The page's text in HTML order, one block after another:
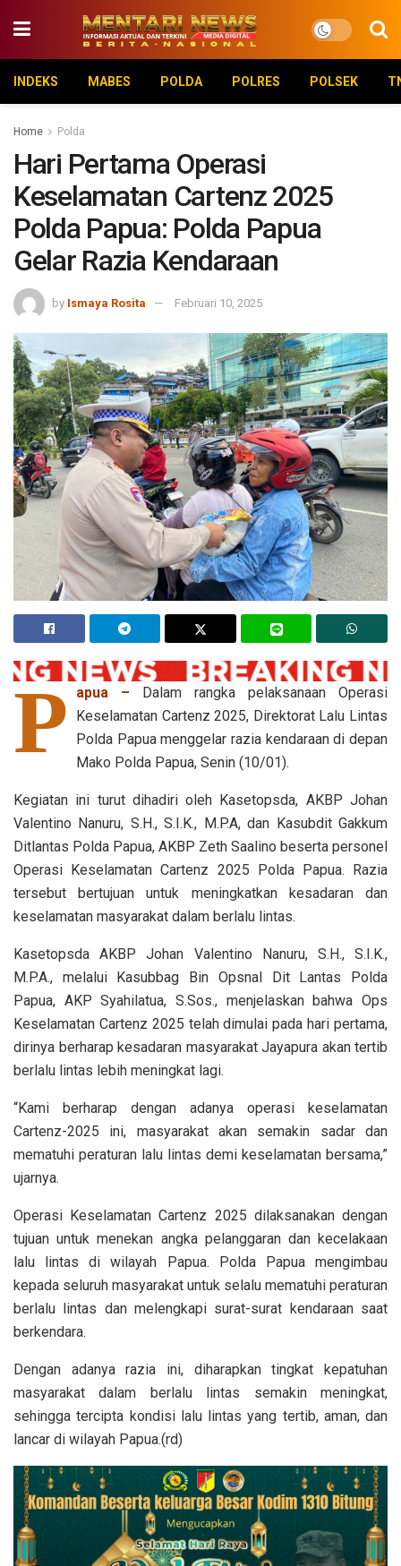
INDEKS MABES POLDA POLRES POLSEK
Home Polda
Hari Pertama Operasi
Keselamatan Cartenz 2025
Polda Papua: Polda Papua
Gelar Razia Kendaraan
by Ismaya Rosita Februari 10, 2025
P apua –
Dalam rangka pelaksanaan Operasi
Keselamatan Cartenz 2025, Direktorat Lalu Lintas
Polda Papua menggelar razia kendaraan di depan
Mako Polda Papua, Senin (10/01).
Kegiatan ini turut dihadiri oleh Kasetopsda, AKBP Johan
Valentino Nanuru, S.H., S.I.K., M.P.A, dan Kasubdit Gakkum
Ditlantas Polda Papua, AKBP Zeth Saalino beserta personel
Operasi Keselamatan Cartenz 2025 Polda Papua. Razia
tersebut bertujuan untuk meningkatkan kesadaran dan
keselamatan masyarakat dalam berlalu lintas.
Kasetopsda AKBP Johan Valentino Nanuru, S.H., S.I.K.,
M.P.A., melalui Kasubbag Bin Opsnal Dit Lantas Polda
Papua, AKP Syahilatua, S.Sos., menjelaskan bahwa Ops
Keselamatan Cartenz 2025 telah dimulai pada hari pertama,
dirinya berharap kesadaran masyarakat Jayapura akan tertib
berlalu lintas lebih meningkat lagi.
“Kami berharap dengan adanya operasi keselamatan
Cartenz-2025 ini, masyarakat akan semakin sadar dan
mematuhi peraturan lalu lintas demi keselamatan bersama,”
ujarnya.
Operasi Keselamatan Cartenz 2025 dilaksanakan dengan
tujuan untuk menekan angka pelanggaran dan kecelakaan
lalu lintas di wilayah Papua. Polda Papua mengimbau
kepada seluruh masyarakat untuk selalu mematuhi peraturan
berlalu lintas dan melengkapi surat-surat kendaraan saat
berkendara.
Dengan adanya razia ini, diharapkan tingkat kepatuhan
masyarakat dalam berlalu lintas semakin meningkat,
sehingga tercipta kondisi lalu lintas yang tertib, aman, dan
lancar di wilayah Papua.(rd)